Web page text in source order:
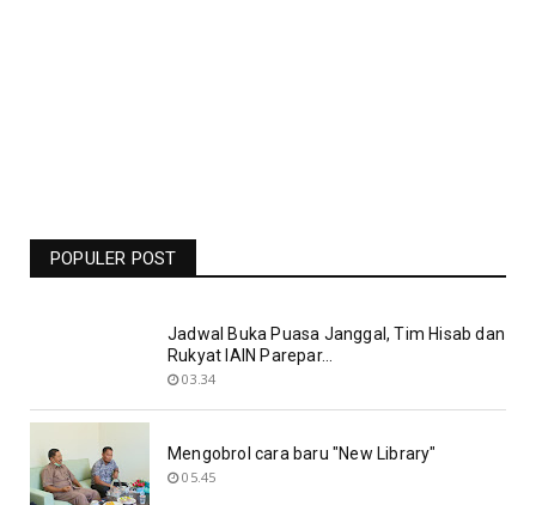
POPULER POST
Bolasport.com
Jadwal Buka Puasa Janggal, Tim Hisab dan
Rukyat IAIN Parepar...
03.34
Mengobrol cara baru "New Library"
05.45